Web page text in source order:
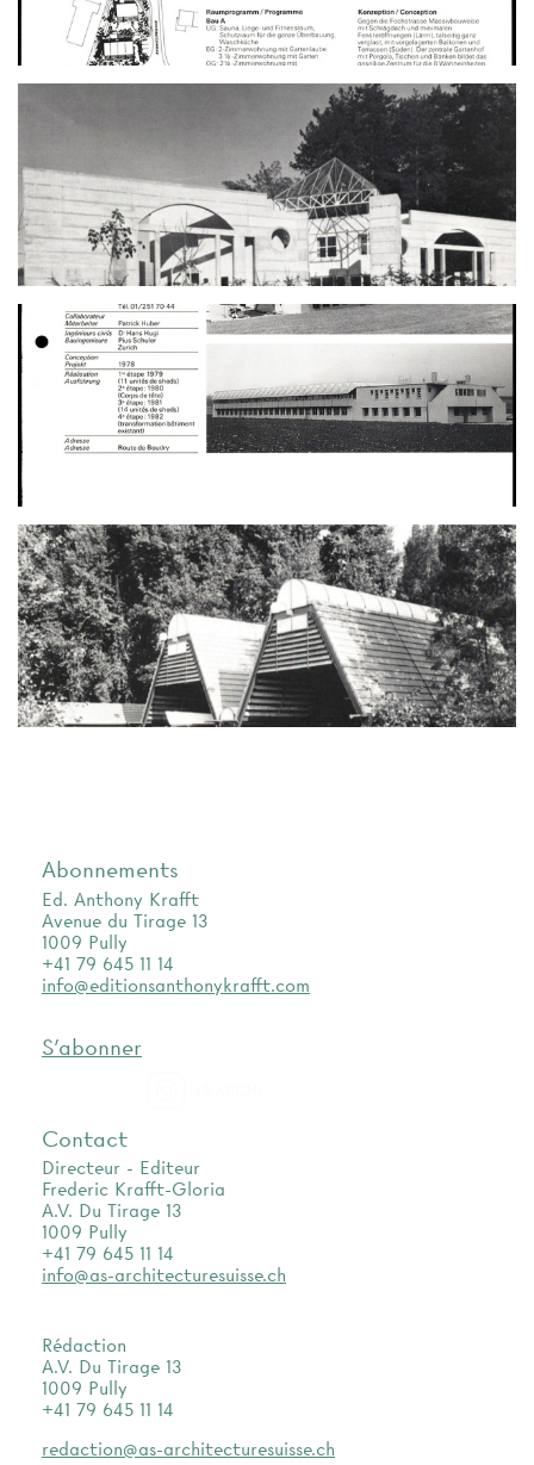
Abonnements
Ed. Anthony Krafft
Avenue du Tirage 13
1009 Pully
+41 79 645 11 14
info@editionsanthonykrafft.com
S'abonner
Contact
Directeur - Editeur
Frederic Krafft-Gloria
A.V. Du Tirage 13
1009 Pully
+41 79 645 11 14
info@as-architecturesuisse.ch
Rédaction
A.V. Du Tirage 13
1009 Pully
+41 79 645 11 14
redaction@as-architecturesuisse.ch